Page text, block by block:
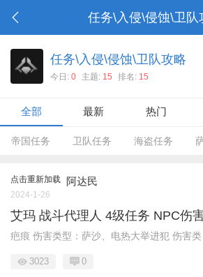
任务\入侵\侵蚀\卫队
任务\入侵\侵蚀\卫队攻略
今日: 0 主题: 15 排名: 15
全部 最新 热门
帝国任务 卫队任务 海盗任务
点击重新加载 阿达民
2024-1-26
艾玛 战斗代理人 4级任务 NPC伤
疤痕 伤害类型：萨沙、电热大举进犯 伤害类
3023 0